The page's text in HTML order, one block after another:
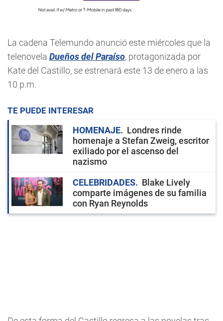
La cadena Telemundo anunció este miércoles que la
telenovela Dueños del Paraíso, protagonizada por
Kate del Castillo, se estrenará este 13 de enero a las
10 p.m.
TE PUEDE INTERESAR
HOMENAJE
Londres rinde
homenaje a Stefan Zweig, escritor
exiliado por el ascenso del
nazismo
CELEBRIDADES
Blake Lively
comparte imágenes de su familia
con Ryan Reynolds